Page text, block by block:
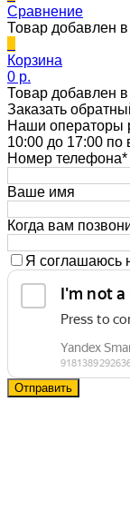
Сравнение
Товар добавлен
Корзина
0 p.
Товар добавлен в
Заказать
Наши операторы
10:00 до 17:00
Номер телефона*
Ваше имя
Когда вам
Я соглашаюсь